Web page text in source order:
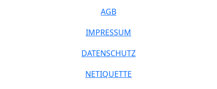
AGB
IMPRESSUM
DATENSCHUTZ
NETIQUETTE